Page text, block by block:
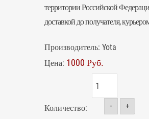
территории Российской
доставкой до получателя,
Производитель: Yota
Цена: 1000 Руб.
Количество: - +